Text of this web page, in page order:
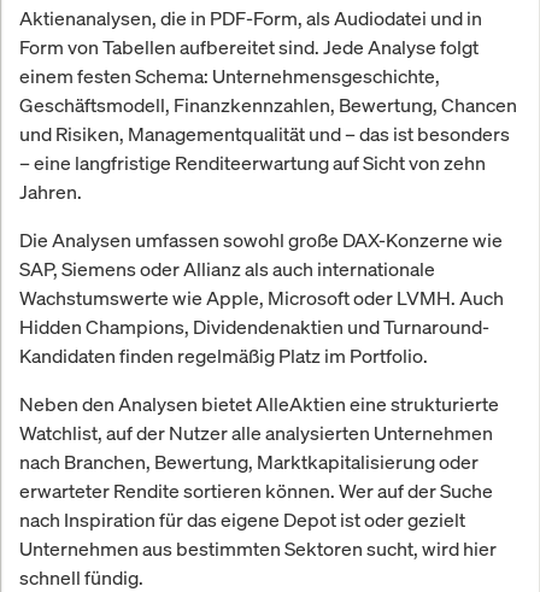
Aktienanalysen, die in PDF-Form, als Audiodatei und in
Form von Tabellen aufbereitet sind. Jede Analyse folgt
einem festen Schema: Unternehmensgeschichte,
Geschäftsmodell, Finanzkennzahlen, Bewertung, Chancen
und Risiken, Managementqualität und – das ist besonders
– eine langfristige Renditeerwartung auf Sicht von zehn
Jahren.
Die Analysen umfassen sowohl große DAX-Konzerne wie
SAP, Siemens oder Allianz als auch internationale
Wachstumswerte wie Apple, Microsoft oder LVMH. Auch
Hidden Champions, Dividendenaktien und Turnaround-
Kandidaten finden regelmäßig Platz im Portfolio.
Neben den Analysen bietet AlleAktien eine strukturierte
Watchlist, auf der Nutzer alle analysierten Unternehmen
nach Branchen, Bewertung, Marktkapitalisierung oder
erwarteter Rendite sortieren können. Wer auf der Suche
nach Inspiration für das eigene Depot ist oder gezielt
Unternehmen aus bestimmten Sektoren sucht, wird hier
schnell fündig.